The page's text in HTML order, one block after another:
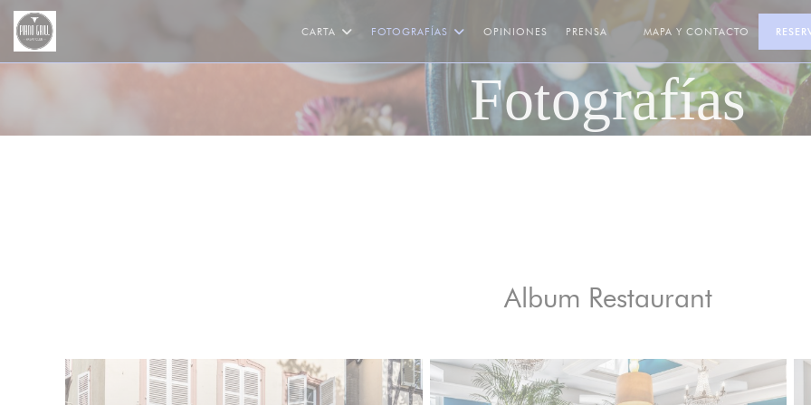
Personalización de sus opciones de cookies
CARTA FOTOGRAFÍAS OPINIONES PRENSA
((ABRE EN UNA NUEVA VENTANA))
MAPA Y CONTACTO
Fotografías
Album Restaurant